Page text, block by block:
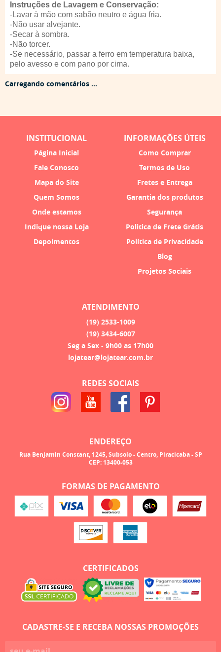
Instruções de Lavagem e Conservação:
-Lavar à mão com sabão neutro e água fria.
-Não usar alvejante.
-Secar à sombra.
-Não torcer.
-Se necessário, passar a ferro em temperatura baixa,
pelo avesso e com pano por cima.
Carregando comentários ...
INSTITUCIONAL
Página Inicial
Fale Conosco
Mapa do Site
Quem Somos
Onde estamos
Indique nossa Loja
Depoimentos
INFORMAÇÕES ÚTEIS
Como Comprar
Termos de Uso
Fretes e Entrega
Garantia dos produtos
Segurança
Politica de Frete Grátis
Política de Privacidade
Blog
Projetos Sociais
ATENDIMENTO
(19) 2533-1009
(19) 3434-6007
Seg a Sex - 9h00 as 17h00
lojatear@lojatear.com.br
REDES SOCIAIS
ENDEREÇO
Rua Benjamin Constant, 1245, Subsolo-Centro, Piracicaba-SP
CEP: 13400-053
FORMAS DE PAGAMENTO
CERTIFICADOS
CADASTRE-SE E RECEBA NOSSAS PROMOÇÕES